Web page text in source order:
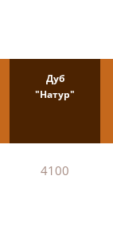
Дуб
"Натур"
4100